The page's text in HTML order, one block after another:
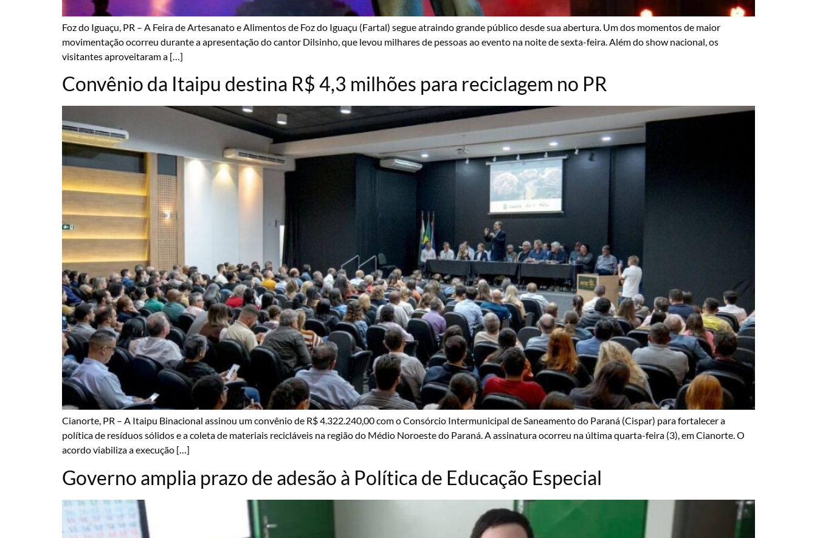
Foz do Iguaçu, PR – A Feira de Artesanato e Alimentos de Foz do Iguaçu (Fartal) segue atraindo grande público desde sua abertura. Um dos momentos de maior
movimentação ocorreu durante a apresentação do cantor Dilsinho, que levou milhares de pessoas ao evento na noite de sexta-feira. Além do show nacional, os
visitantes aproveitaram a […]
Convênio da Itaipu destina R$ 4,3 milhões para reciclagem no PR
Cianorte, PR – A Itaipu Binacional assinou um convênio de R$ 4.322.240,00 com o Consórcio Intermunicipal de Saneamento do Paraná (Cispar) para fortalecer a
política de resíduos sólidos e a coleta de materiais recicláveis na região do Médio Noroeste do Paraná. A assinatura ocorreu na última quarta-feira (3), em Cianorte. O
acordo viabiliza a execução […]
Governo amplia prazo de adesão à Política de Educação Especial